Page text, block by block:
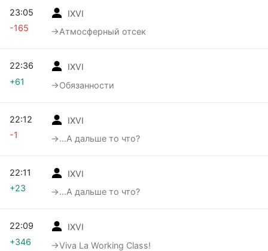
IXVI
→‎Атмосферный отсек
23:05
-165
IXVI
→‎Обязанности
22:36
+61
IXVI
→‎...А дальше то что?
22:12
-1
IXVI
→‎...А дальше то что?
22:11
+23
IXVI
→‎Viva La Working Class!
22:09
+346